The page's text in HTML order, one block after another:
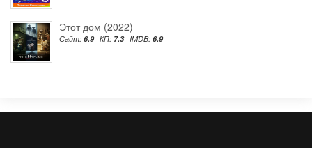
Этот дом (2022)
Сайт: 6.9 КП: 7.3 IMDB: 6.9